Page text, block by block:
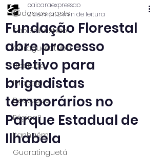
Todos os posts
São Sebastião
Caraguatatuba
Ubatuba
Ilhabela
Destaque
Página2
Itanhaém
Guaratinguetá
Fundação Florestal
abre processo
seletivo para
brigadistas
temporários no
Parque Estadual de
Ilhabela
caicaraexpressao
2 de mar.2 min de leitura